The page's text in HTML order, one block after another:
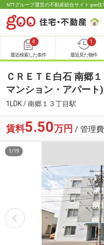
NTTグループ運営の不動産総合サイト goo
0
最近検索した条件
1
最近見た物件
ＣＲＥＴＥ白石 南郷
マンション・アパート)
1LDK / 南郷１３丁目駅
賃料5.50万円 / 管理
1 /19